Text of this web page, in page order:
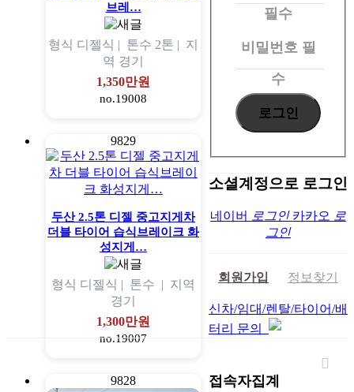
브레…
형식 디젤식 | 톤수 2톤 | 지
역 경기
1,350만원
no.19008
9829
두산 2.5톤 디젤 중고지게차
더블 타이어 습식브레이크 화
성지게…
형식 디젤식 | 톤수 | 지역
경기
1,300만원
no.19007
9828
필수
비밀번호 필
수
소셜계정으로 로그인
네이버 로그인 카카오 로
그인
회원가입 정보찾기
신차/임대/렌탈/타이어/배
터리 문의
접속자집계